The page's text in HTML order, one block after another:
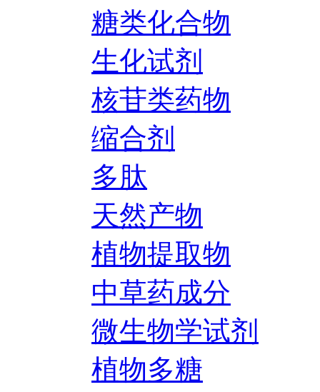
糖类化合物
生化试剂
核苷类药物
缩合剂
多肽
天然产物
植物提取物
中草药成分
微生物学试剂
植物多糖